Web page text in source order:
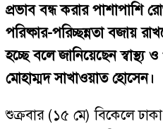
প্রভাব বন্ধ করার পাশাপাশি
পরিষ্কার-পরিচ্ছন্নতা বজায়
হচ্ছে বলে জানিয়েছেন স্বাস্থ্য
মোহাম্মদ সাখাওয়াত হোসেন।
শুক্রবার (১৫ মে) বিকেলে